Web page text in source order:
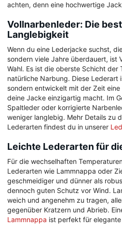
achten, denn eine hochwertige
Vollnarbenleder: Die
Langlebigkeit
Wenn du eine Lederjacke suchst,
sondern viele Jahre überdauert, ist
Wahl. Es ist die oberste Schicht der
natürliche Narbung. Diese Lederart
sondern entwickelt mit der Zeit
deine Jacke einzigartig macht. Im
Spaltleder oder korrigierte
weniger langlebig. Mehr Details zu
Lederarten findest du in unserer
Leichte Lederarten für
Für die wechselhaften
Lederarten wie Lammnappa oder
geschmeidiger und dünner als
dennoch guten Schutz vor Wind.
weich und angenehm zu tragen,
gegenüber Kratzern und Abrieb.
Lammnappa ist perfekt für